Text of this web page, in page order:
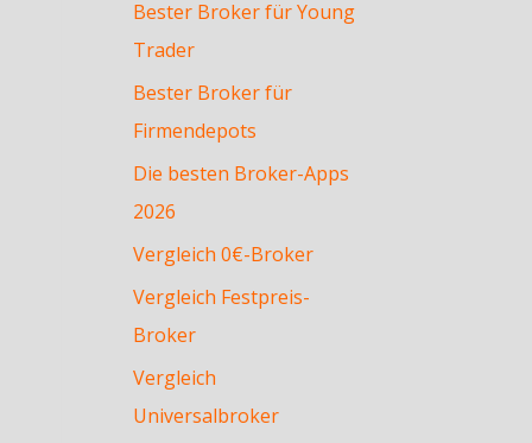
Bester Broker für Young
Trader
Bester Broker für
Firmendepots
Die besten Broker-Apps
2026
Vergleich 0€-Broker
Vergleich Festpreis-
Broker
Vergleich
Universalbroker